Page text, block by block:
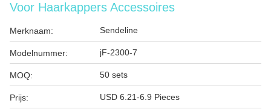
Voor Haarkappers Accessoires
Merknaam: Sendeline
Modelnummer: jF-2300-7
MOQ: 50 sets
Prijs: USD 6.21-6.9 Pieces